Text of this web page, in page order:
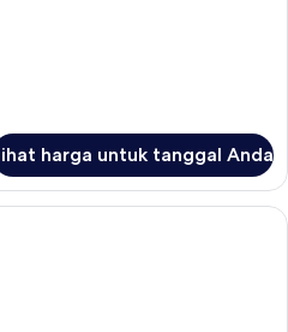
harga untuk tanggal Anda